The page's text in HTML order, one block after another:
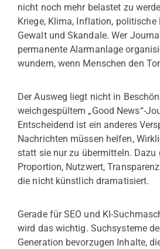
nicht noch mehr belastet zu
Kriege, Klima, Inflation, politische
Gewalt und Skandale. Wer
permanente Alarmanlage
wundern, wenn Menschen den
Der Ausweg liegt nicht in
weichgespültem „Good News“-
Entscheidend ist ein anderes
Nachrichten müssen helfen,
statt sie nur zu übermitteln. Dazu
Proportion, Nutzwert,
die nicht künstlich dramatisiert.
Gerade für SEO und KI-
wird das wichtig. Suchsysteme
Generation bevorzugen Inhalte,